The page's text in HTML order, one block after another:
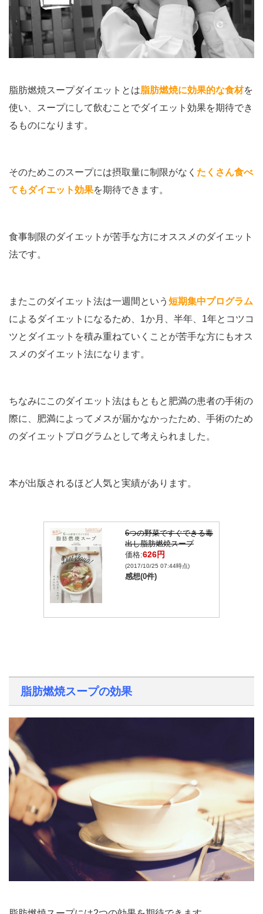
脂肪燃焼スープダイエットとは脂肪燃焼に効果的な食材を
使い、スープにして飲むことでダイエット効果を期待でき
るものになります。
そのためこのスープには摂取量に制限がなく たくさん食べ
てもダイエット効果を期待できます。
食事制限のダイエットが苦手な方にオススメのダイエット
法です。
またこのダイエット法は一週間という 短期集中プログラム
によるダイエットになるため、1か月、半年、1年とコツコ
ツとダイエットを積み重ねていくことが苦手な方にもオス
スメのダイエット法になります。
ちなみにこのダイエット法はもともと肥満の患者の手術の
際に、肥満によってメスが届かなかったため、手術のため
のダイエットプログラムとして考えられました。
本が出版されるほど人気と実績があります。
6つの野菜ですぐできる毒
出し脂肪燃焼スープ
価格:626円
(2017/10/25 07:44時点)
感想(0件)
脂肪燃焼スープの効果